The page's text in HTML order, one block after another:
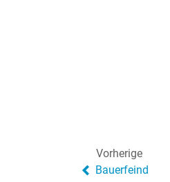
Vorherige
Bauerfeind